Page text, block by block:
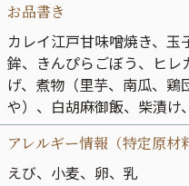
お品書き
カレイ江戸甘味噌焼き、
鉾、きんぴらごぼう、ヒ
げ、煮物（里芋、南瓜、鶏
や）、白胡麻御飯、柴漬け
アレルギー情報（特定原材
えび、小麦、卵、乳